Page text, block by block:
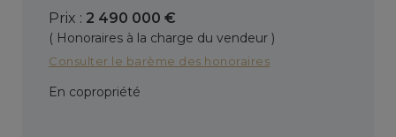
Prix : 2 490 000 €
( Honoraires à la charge du vendeur )
Consulter le barème des honoraires
En copropriété